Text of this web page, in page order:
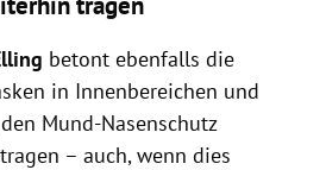
betont ebenfalls die
in Innenbereichen und
Mund-Nasenschutz
– auch, wenn dies